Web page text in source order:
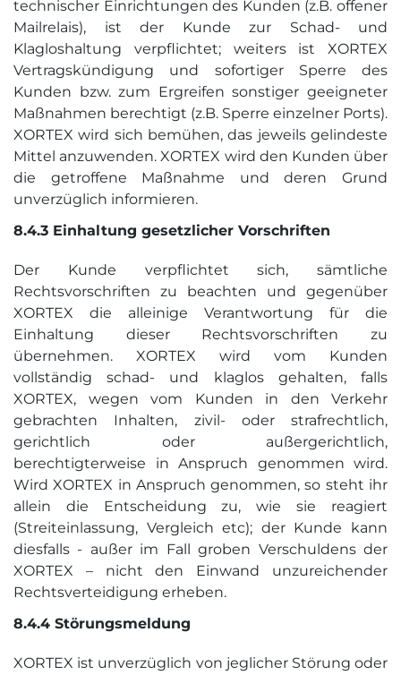
technischer Einrichtungen des Kunden (z.B. offener
Mailrelais), ist der Kunde zur Schad- und
Klagloshaltung verpflichtet; weiters ist XORTEX
Vertragskündigung und sofortiger Sperre des
Kunden bzw. zum Ergreifen sonstiger geeigneter
Maßnahmen berechtigt (z.B. Sperre einzelner Ports).
XORTEX wird sich bemühen, das jeweils gelindeste
Mittel anzuwenden. XORTEX wird den Kunden über
die getroffene Maßnahme und deren Grund
unverzüglich informieren.
8.4.3 Einhaltung gesetz­licher Vorschriften
Der Kunde verpflichtet sich, sämtliche
Rechtsvorschriften zu beachten und gegenüber
XORTEX die alleinige Verantwortung für die
Einhaltung dieser Rechtsvorschriften zu
übernehmen. XORTEX wird vom Kunden
vollständig schad- und klaglos gehalten, falls
XORTEX, wegen vom Kunden in den Verkehr
gebrachten Inhalten, zivil- oder strafrechtlich,
gerichtlich oder außergerichtlich,
berechtigterweise in Anspruch genommen wird.
Wird XORTEX in Anspruch genommen, so steht ihr
allein die Entscheidung zu, wie sie reagiert
(Streiteinlassung, Vergleich etc); der Kunde kann
diesfalls - außer im Fall groben Verschuldens der
XORTEX – nicht den Einwand unzureichender
Rechtsverteidigung erheben.
8.4.4 Störungsmeldung
XORTEX ist unverzüglich von jeglicher Störung oder